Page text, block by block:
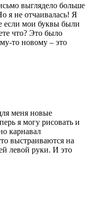
выглядело больше
я не отчаивалась! Я
если мои буквы были
что? Это было
то новому – это
меня новые
я могу рисовать и
карнавал
выстраиваются на
левой руки. И это